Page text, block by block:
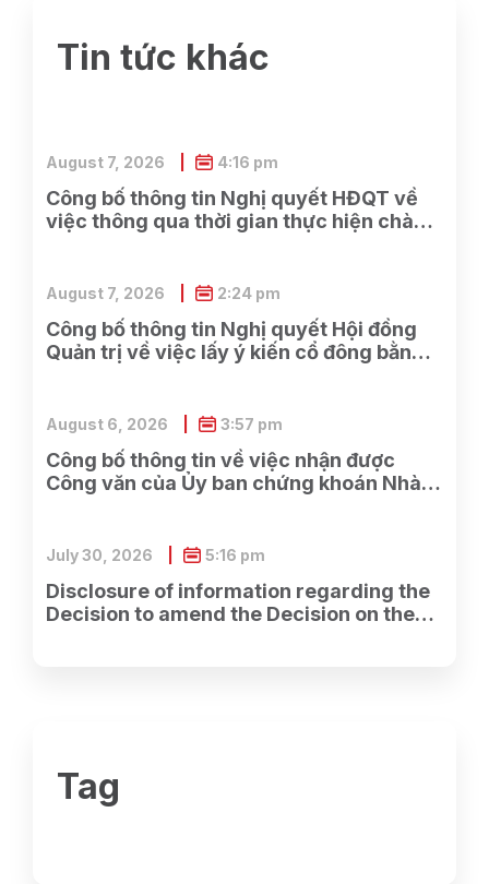
Tin tức khác
Công bố thông tin Nghị quyết HĐQT về
việc thông qua thời gian thực hiện chào
August 7, 2026 4:16 pm
Công bố thông tin Nghị quyết Hội đồng
Quản trị về việc lấy ý kiến cổ đông bằng
August 7, 2026 2:24 pm
Công bố thông tin về việc nhận được
Công văn của Ủy ban chứng khoán Nhà
hiện hữu của Công ty.
August 6, 2026 3:57 pm
Disclosure of information regarding the
Decision to amend the Decision on the
July 30, 2026 5:16 pm
Tag